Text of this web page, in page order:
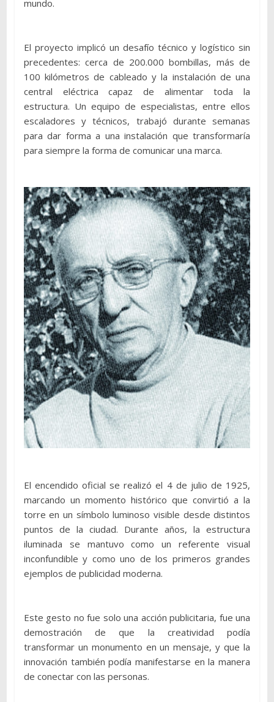
mundo.
El proyecto implicó un desafío técnico y logístico sin
precedentes: cerca de 200.000 bombillas, más de
100 kilómetros de cableado y la instalación de una
central eléctrica capaz de alimentar toda la
estructura. Un equipo de especialistas, entre ellos
escaladores y técnicos, trabajó durante semanas
para dar forma a una instalación que transformaría
para siempre la forma de comunicar una marca.
El encendido oficial se realizó el 4 de julio de 1925,
marcando un momento histórico que convirtió a la
torre en un símbolo luminoso visible desde distintos
puntos de la ciudad. Durante años, la estructura
iluminada se mantuvo como un referente visual
inconfundible y como uno de los primeros grandes
ejemplos de publicidad moderna.
Este gesto no fue solo una acción publicitaria, fue una
demostración de que la creatividad podía
transformar un monumento en un mensaje, y que la
innovación también podía manifestarse en la manera
de conectar con las personas.